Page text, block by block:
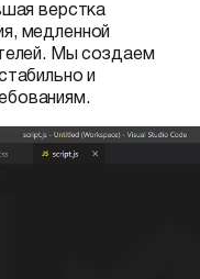
верстка
медленной
Мы создаем
и